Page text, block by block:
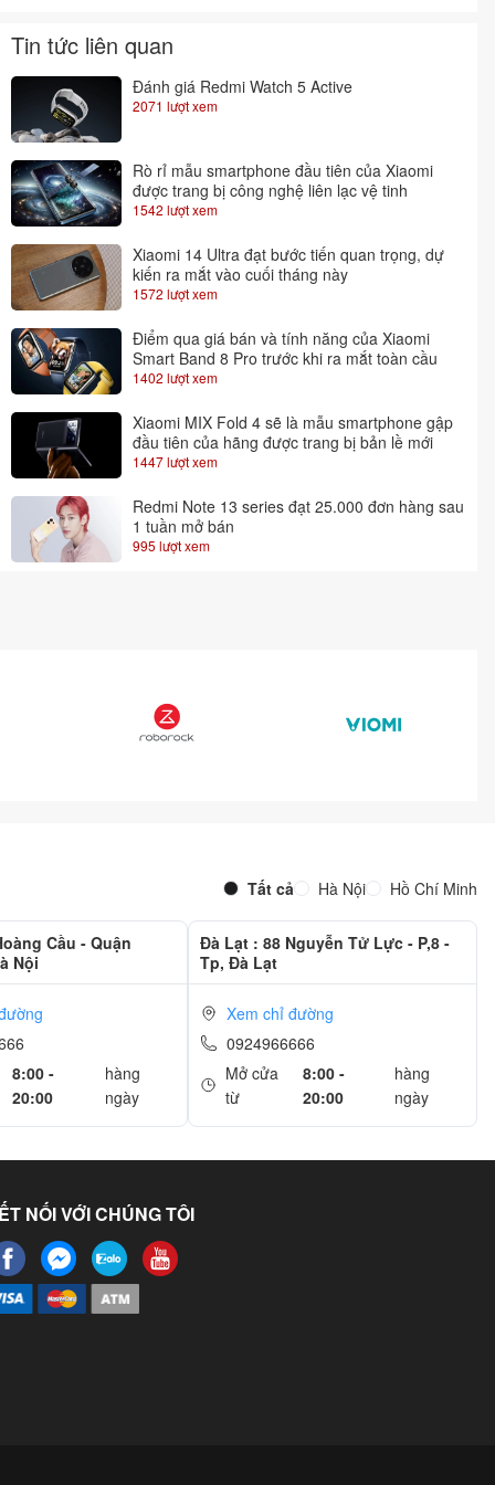
Tin tức liên quan
Đánh giá Redmi Watch 5 Active
2071 lượt xem
Rò rỉ mẫu smartphone đầu tiên của Xiaomi
được trang bị công nghệ liên lạc vệ tinh
1542 lượt xem
Xiaomi 14 Ultra đạt bước tiến quan trọng, dự
kiến ra mắt vào cuối tháng này
1572 lượt xem
Điểm qua giá bán và tính năng của Xiaomi
Smart Band 8 Pro trước khi ra mắt toàn cầu
1402 lượt xem
Xiaomi MIX Fold 4 sẽ là mẫu smartphone gập
đầu tiên của hãng được trang bị bản lề mới
1447 lượt xem
Redmi Note 13 series đạt 25.000 đơn hàng sau
1 tuần mở bán
995 lượt xem
Tất cả Hà Nội Hồ Chí Minh
Cầu - Quận
Nội
8:00 -
20:00
hàng
ngày
Đà Lạt : 88 Nguyễn Tử Lực - P,8 -
Tp, Đà Lạt
Xem chỉ đường
0924966666
Mở cửa
từ
8:00 -
20:00
hàng
ngày
NỐI VỚI CHÚNG TÔI